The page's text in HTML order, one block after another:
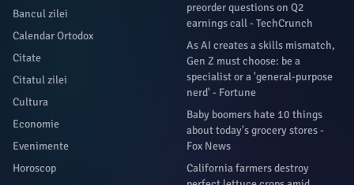
Bancul zilei
Calendar Ortodox
Citate
Citatul zilei
Cultura
Economie
Evenimente
Horoscop
preorder questions on Q2
earnings call - TechCrunch
As AI creates a skills mismatch,
Gen Z must choose: be a
specialist or a 'general-purpose
nerd' - Fortune
Baby boomers hate 10 things
about today's grocery stores -
Fox News
California farmers destroy